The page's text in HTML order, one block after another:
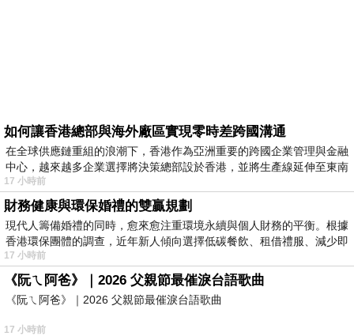
如何讓香港總部與海外廠區實現零時差跨國溝通
在全球供應鏈重組的浪潮下，香港作為亞洲重要的跨國企業管理與金融
中心，越來越多企業選擇將決策總部設於香港，並將生產線延伸至東南
17 小時前
財務健康與環保婚禮的雙贏規劃
現代人籌備婚禮的同時，愈來愈注重環境永續與個人財務的平衡。根據
香港環保團體的調查，近年新人傾向選擇低碳餐飲、租借禮服、減少即
17 小時前
《阮ㄟ阿爸》｜2026 父親節最催淚台語歌曲
《阮ㄟ阿爸》｜2026 父親節最催淚台語歌曲
17 小時前